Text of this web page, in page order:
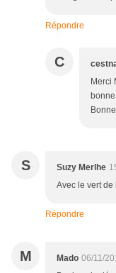
Répondre
C
Merci
S Suzy Merlhe
Avec le vert
Répondre
M Mado 06/11/